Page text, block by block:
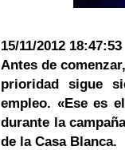
15/11/2012 18:47:53
Antes de
prioridad sigue
empleo. «Ese es
durante la
de la Casa Blanca.